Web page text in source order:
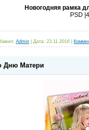
Новогодняя рамка
PSD
Admin Дата: 23.11.2016
Дню Матери